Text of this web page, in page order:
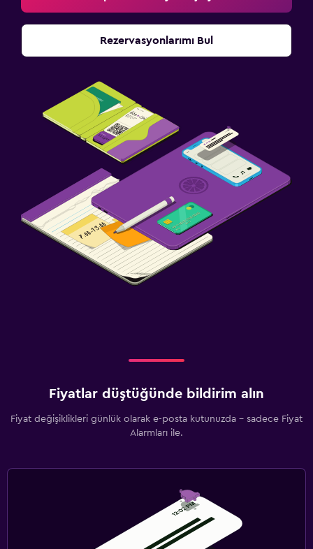
Çalışma masası
Spor salonu
Aile dostu
Bebek yatağı
Rezervasyonlarımı Bul
Fiyatlar düştüğünde bildirim alın
Fiyat değişiklikleri günlük olarak e-posta kutunuzda - sadece Fiyat
Alarmları ile.